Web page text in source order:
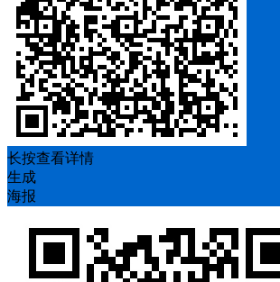
长按查看详情
生成
海报